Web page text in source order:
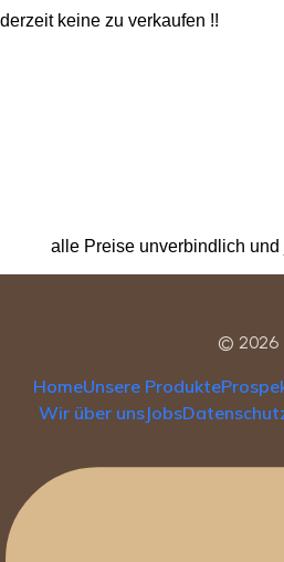
derzeit keine zu verkaufen !!
alle Preise unverbindlich
© 2026
HomeUnsere Produkte
Wir über unsJobs